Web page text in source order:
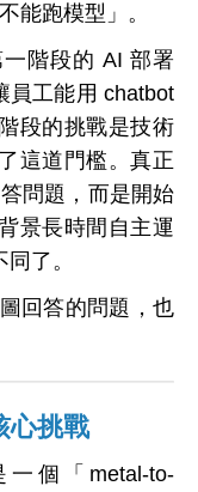
能跑模型」。
階段的 AI 部署
工能用 chatbot
段的挑戰是技術
這道門檻。真正
問題，而是開始
景長時間自主運
了。
回答的問題，也
心挑戰
個「metal-to-